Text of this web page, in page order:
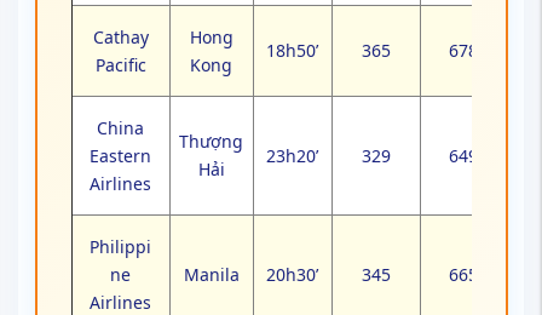
Cathay
Pacific
Hong
Kong
18h50’ 365 678
China
Eastern
Airlines
Thượng
Hải
23h20’ 329 649
Philippi
ne
Airlines
Manila 20h30’ 345 665